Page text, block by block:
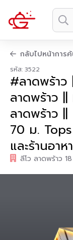
กลับไปหน้าการ
รหัส: 3522
#ลาดพร้าว
ลาดพร้าว
ลาดพร้าว
70 ม.
และร้านอา
ลีโว ลาดพร้าว 18